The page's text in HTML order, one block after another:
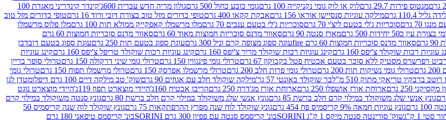
מנטוס פירות 29.7 גרם לוק או לוק גומי נקניקייה 100 גרם גומי כובע כחול 500 גרם גולון מריה חדש עברית 600ג'
קינדר קינדריני מאגדת 100
110.4 גרם מילקה עוגיות סנסיישן אוראו 156 גרם אבקת קקאו 400 גרם טופי כדורים מזל טוב בצורת דובי ורוד 16 גרם
טופי כדורים מזל טוב
70 גרם סוכריות ג'לי בטעם ליצ'י 70 גרם סוכריות ג'לי בטעם ענבים 70 גרם מלו מרשמלו קאפקייק ממולא תות 100 גרם
מלו פלוס מרשמלו
עין כ50 יחידות 500 גרם מארז סנטה 90 גרם סאוור מדנס סוכריות חמוצות מאוד 60 גרם
סאוור מדנס סוכריות חמוצות 60 גרם
סאוור מדנס סוכריות חמוצות 60 גרם fire עוגה ספוג מצופה קרם וניל 300 גרם עוגת ספוג בטעם תות 250 גרם
עוגת ספוג בטעם דובדבן
עוגיות רכות שוקולד צ'יפס 160 גרם קינג עוגיות רכות שוקולד מריר צ'יפס 160 גרם קינג עוגיות רכות שוקולד טריפל צ'יפס 160 גרם
קינג עוגיות
רפרשרס מסטיק ללא סוכר בטעם אבטיח פטל בקבוקון 67 גרם טרולי גומי פינגווין 150 גרם טרולי גומי שיני דרקולה 150 גרם
טרולי סופר בריין
טרולי גומי נשיקות תות 200 גרם טרולי גומי פרות חלב 200 גרם טרולי מרשמלו אפרסק 150 גרם טרולי מרשמלו תפוח 150 גרם
טרולי גומי
ברבקיו טריאקי מתוק 510 מ"ל בר שוקולד באונטי 57 גר' מילקה שוקולד חלב עם אגוזים 90 גרם שוק' טב מילקה דיים 100 גרם דיפלומט
דן לגן
250 גרם ארוחת אורז אושפלו 250 גרם ארוחת אורז מג'דרה 250 גרם הריבו אבטיח 160ג' היידי מוצארט תפוז 119ג'
היידי מוצארט נוגט
גונץ אנשי שלג משוקולד במילוי קרם חלב ברשת 85 גרם גונץ אנשי שלג משוקולד במילוי קרם חלב ברשת 80 גרם
גונץ סנטה משוקולד במילוי קרם
גרם גונץ עוגיות חמאה 9% קריסמיס פח 454 גרם גונץ שוקולד לוח שנה מפרץ ההרפתקאות 75 גרם
גונץ שוקולד לוח שנה קריסמיס 50
1 ק"ג שוק' סורינטה סנטה מיקס 1 ק"ג SORINI בונ' קריסמס סנטה עם פפיון 300 גרם SORINI
בונ' קריסמס טיפאני 180 גרם